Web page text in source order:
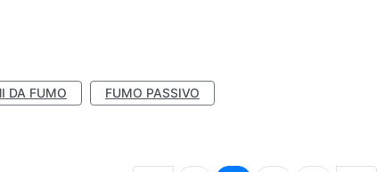
DA FUMO
FUMO PASSIVO